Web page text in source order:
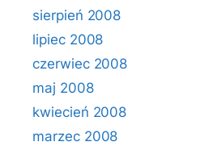
sierpień 2008
lipiec 2008
czerwiec 2008
maj 2008
kwiecień 2008
marzec 2008